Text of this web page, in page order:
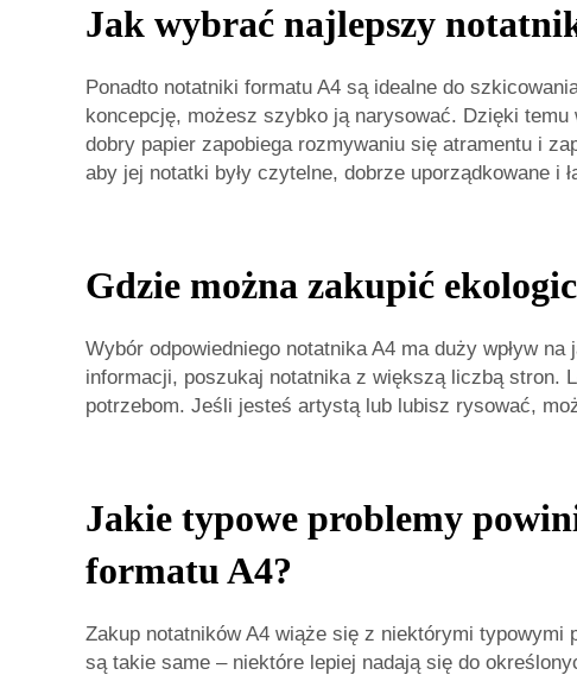
Jak wybrać najlepszy
Ponadto notatniki formatu A4 są idealne do
koncepcję, możesz szybko ją narysować. Dzięki
dobry papier zapobiega rozmywaniu się atramentu i
aby jej notatki były czytelne, dobrze uporządkowane i
Gdzie można zakupić
Wybór odpowiedniego notatnika A4 ma duży wpływ
informacji, poszukaj notatnika z większą liczbą stron.
potrzebom. Jeśli jesteś artystą lub lubisz rysować,
Jakie typowe problemy
formatu A4?
Zakup notatników A4 wiąże się z niektórymi
są takie same – niektóre lepiej nadają się do